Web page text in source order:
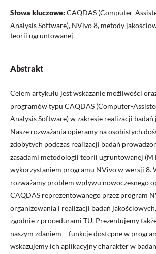
Słowa kluczowe: CAQDAS (Computer-
Analysis Software), NVivo 8, metody
teorii ugruntowanej
Abstrakt
Celem artykułu jest wskazanie możliwości
programów typu CAQDAS (Computer-
Analysis Software) w zakresie realizacji
Nasze rozważania opieramy na osobistych
zdobytych podczas realizacji badań
zasadami metodologii teorii ugruntowanej
wykorzystaniem programu NVivo w wersji 8.
rozważamy problem wpływu nowoczesnego
CAQDAS reprezentowanego przez program
organizowania i realizacji badań
zgodnie z procedurami TU. Prezentujemy
naszym zdaniem – funkcje dostępne w
wskazujemy ich aplikacyjny charakter w